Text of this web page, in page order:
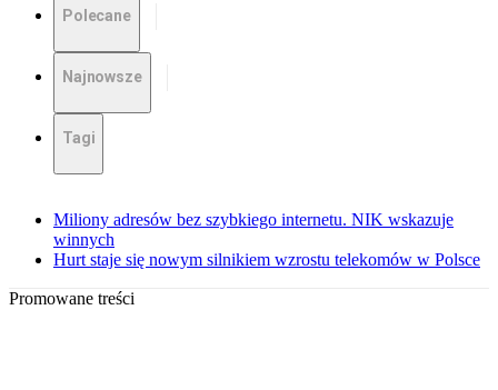
Polecane
Najnowsze
Tagi
Miliony adresów bez szybkiego internetu. NIK wskazuje
winnych
Hurt staje się nowym silnikiem wzrostu telekomów w Polsce
Promowane treści